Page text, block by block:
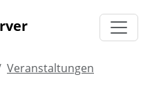
Veranstaltungen